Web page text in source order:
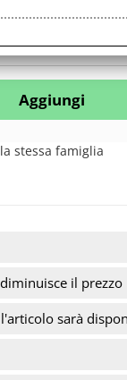
stessa famiglia
il prezzo
sarà